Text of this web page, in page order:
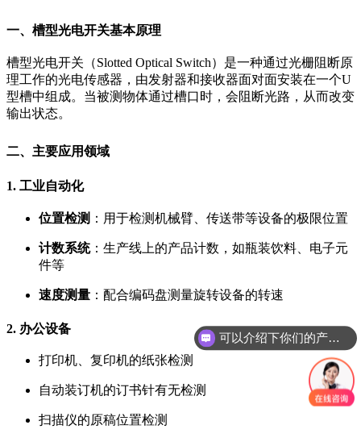
一、槽型光电开关基本原理
槽型光电开关（Slotted Optical Switch）是一种通过光栅阻断原
理工作的光电传感器，由发射器和接收器面对面安装在一个U
型槽中组成。当被测物体通过槽口时，会阻断光路，从而改变
输出状态。
二、主要应用领域
1. 工业自动化
位置检测 ：用于检测机械臂、传送带等设备的极限位置
计数系统：生产线上的产品计数，如瓶装饮料、电子元
件等
速度测量 ：配合编码盘测量旋转设备的转速
2. 办公设备
打印机、复印机的纸张检测
自动装订机的订书针有无检测
扫描仪的原稿位置检测
可以介绍下你们的产品么？